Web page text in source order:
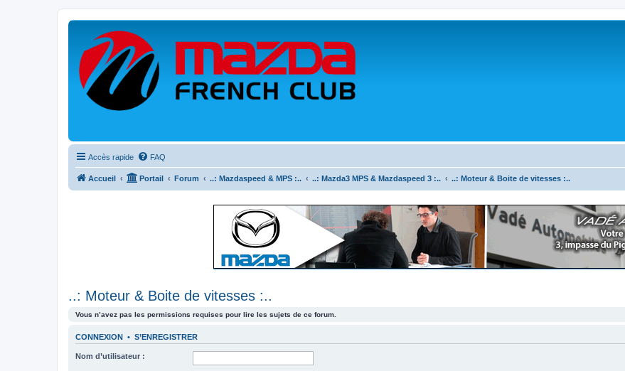
Accès rapide FAQ
Accueil Portail Forum ..: Mazdaspeed & MPS :.. ..: Mazda3 MPS & Mazdaspeed 3 :.. ..: Moteur & Boite de vitesses :..
..: Moteur & Boite de vitesses :..
Vous n’avez pas les permissions requises pour lire les sujets de ce forum.
CONNEXION • S’ENREGISTRER
Nom d’utilisateur :